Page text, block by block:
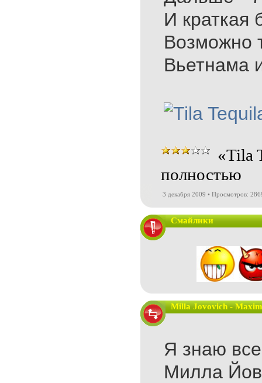
И краткая
Возможно
Вьетнама
«Tila
полностью
3 декабря 2009 • Просмотров:
Смайлики
Milla Jovovich - Maxim
Я знаю
Милла